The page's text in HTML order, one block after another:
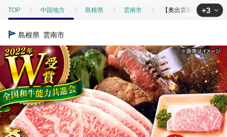
TOP 中国地方 島根県 雲南市 【奥出雲和牛】サー
TOP
TOP 肉 牛肉 【奥出雲和牛】サーロインステーキ
TOP 肉 牛肉 ステーキ(牛肉) 【奥出雲和牛】サーロ
+3
島根県 雲南市